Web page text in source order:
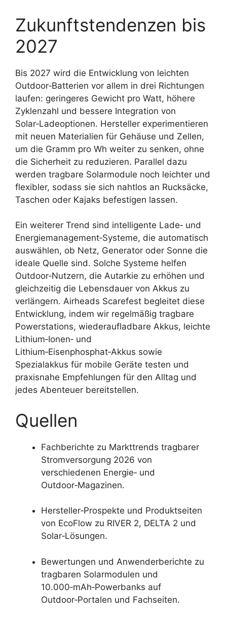
Zukunftstendenzen bis
2027
Bis 2027 wird die Entwicklung von leichten
Outdoor‑Batterien vor allem in drei Richtungen
laufen: geringeres Gewicht pro Watt, höhere
Zyklenzahl und bessere Integration von
Solar‑Ladeoptionen. Hersteller experimentieren
mit neuen Materialien für Gehäuse und Zellen,
um die Gramm pro Wh weiter zu senken, ohne
die Sicherheit zu reduzieren. Parallel dazu
werden tragbare Solarmodule noch leichter und
flexibler, sodass sie sich nahtlos an Rucksäcke,
Taschen oder Kajaks befestigen lassen.
Ein weiterer Trend sind intelligente Lade‑ und
Energiemanagement‑Systeme, die automatisch
auswählen, ob Netz, Generator oder Sonne die
ideale Quelle sind. Solche Systeme helfen
Outdoor‑Nutzern, die Autarkie zu erhöhen und
gleichzeitig die Lebensdauer von Akkus zu
verlängern. Airheads Scarefest begleitet diese
Entwicklung, indem wir regelmäßig tragbare
Powerstations, wiederaufladbare Akkus, leichte
Lithium‑Ionen‑ und
Lithium‑Eisenphosphat‑Akkus sowie
Spezialakkus für mobile Geräte testen und
praxisnahe Empfehlungen für den Alltag und
jedes Abenteuer bereitstellen.
Quellen
Fachberichte zu Markttrends tragbarer
Stromversorgung 2026 von
verschiedenen Energie‑ und
Outdoor‑Magazinen.
Hersteller‑Prospekte und Produktseiten
von EcoFlow zu RIVER 2, DELTA 2 und
Solar‑Lösungen.
Bewertungen und Anwenderberichte zu
tragbaren Solarmodulen und
10.000‑mAh‑Powerbanks auf
Outdoor‑Portalen und Fachseiten.